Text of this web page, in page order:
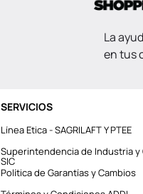
La
en tus
SERVICIOS
Línea Etica - SAGRILAFT Y PTEE
Superintendencia de Industria y
SIC
Política de Garantías y Cambios